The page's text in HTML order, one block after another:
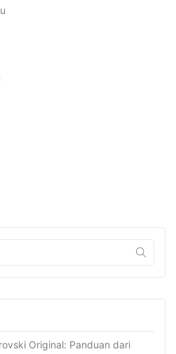
Original: Panduan dari